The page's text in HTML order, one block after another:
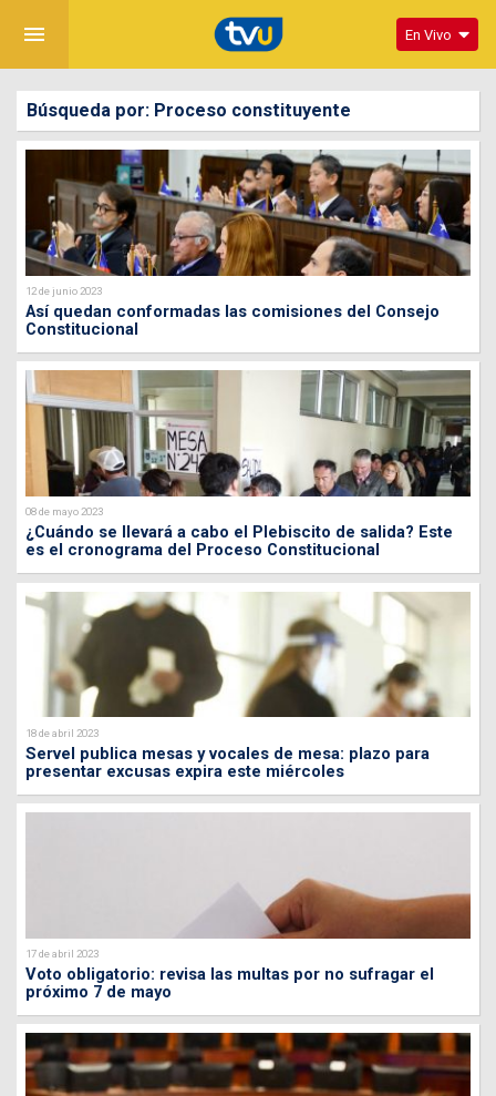
menu En Vivo
Búsqueda por: Proceso constituyente
12 de junio 2023
Así quedan conformadas las comisiones del Consejo
Constitucional
08 de mayo 2023
¿Cuándo se llevará a cabo el Plebiscito de salida? Este
es el cronograma del Proceso Constitucional
18 de abril 2023
Servel publica mesas y vocales de mesa: plazo para
presentar excusas expira este miércoles
17 de abril 2023
Voto obligatorio: revisa las multas por no sufragar el
próximo 7 de mayo